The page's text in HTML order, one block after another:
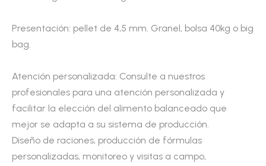
Presentación: pellet de 4,5 mm. Granel, bolsa 40kg o big
bag.
Atención personalizada: Consulte a nuestros
profesionales para una atención personalizada y
facilitar la elección del alimento balanceado que
mejor se adapta a su sistema de producción.
Diseño de raciones, producción de fórmulas
personalizadas, monitoreo y visitas a campo,